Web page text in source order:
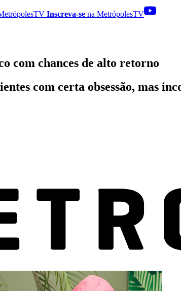
Inscreva-se na MetrópolesTV
com chances de alto retorno
com certa obsessão, mas